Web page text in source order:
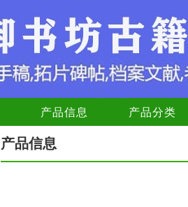
产品信息 产品分类
产品信息